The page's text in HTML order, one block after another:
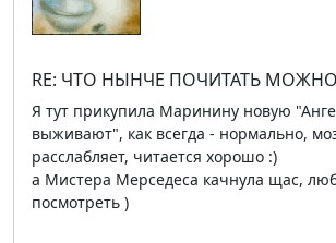
RE: ЧТО НЫНЧЕ ПОЧИТАТЬ
Я тут прикупила Маринину новую
выживают", как всегда - нормально,
расслабляет, читается хорошо :)
а Мистера Мерседеса качнула щас,
посмотреть )